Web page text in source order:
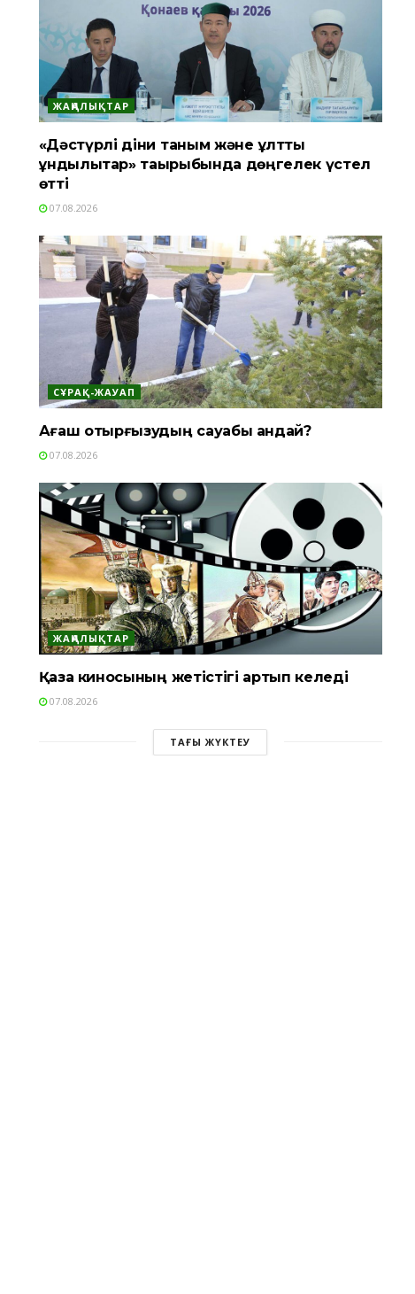
ЖАҢАЛЫҚТАР
«Дәстүрлі діни таным және ұлттық
құндылықтар» тақырыбында дөңгелек үстел
өтті
07.08.2026
СҰРАҚ-ЖАУАП
Ағаш отырғызудың сауабы қандай?
07.08.2026
ЖАҢАЛЫҚТАР
Қазақ киносының жетістігі артып келеді
07.08.2026
ТАҒЫ ЖҮКТЕУ